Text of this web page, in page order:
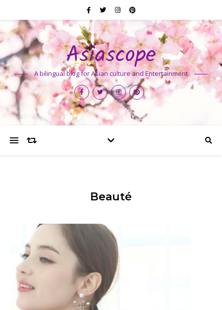
Asiascope
A bilingual blog for Asian culture and Entertainment
Beauté